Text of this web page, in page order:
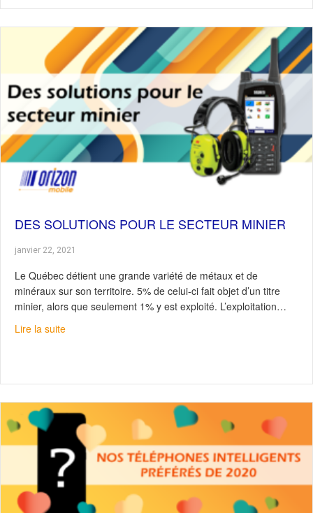
DES SOLUTIONS POUR LE SECTEUR MINIER
janvier 22, 2021
Le Québec détient une grande variété de métaux et de
minéraux sur son territoire. 5% de celui-ci fait objet d’un titre
minier, alors que seulement 1% y est exploité. L’exploitation…
Lire la suiteabout Des solutions pour le secteur minier